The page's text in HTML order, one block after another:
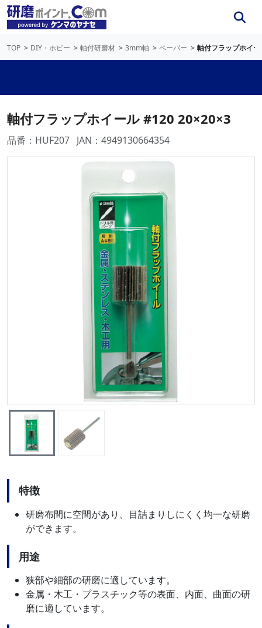
TOP DIY・ホビー 軸付研磨材 3mm軸 ペーパー 軸付フラップホイ
軸付フラップホイール #120 20×20×3
品番：HUF207 JAN：4949130664354
特徴
研磨布間に空間があり、目詰まりしにくく均一な研磨
ができます。
用途
狭部や細部の研磨に適しています。
金属・木工・プラスチック等の表面、内面、曲面の研
磨に適しています。